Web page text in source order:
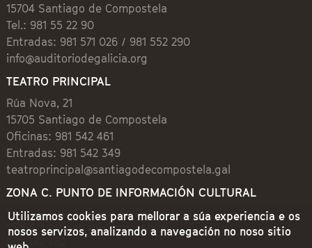
15704 Santiago de Compostela
Tel.: 981 55 22 90
Entradas: 981 571 026 / 981 552 290
info@auditoriodegalicia.org
TEATRO PRINCIPAL
Rúa Nova, 21
15705 Santiago de Compostela
Oficinas: 981 542 461
Entradas: 981 542 349
teatroprincipal@santiagodecompostela.gal
ZONA C. PUNTO DE INFORMACIÓN CULTURAL
Preguntoiro, 1 (Praza de Cervantes)
15704 Santiago de Compostela
981 542 462
Utilizamos cookies para mellorar a súa experiencia e os
nosos servizos, analizando a navegación no noso sitio